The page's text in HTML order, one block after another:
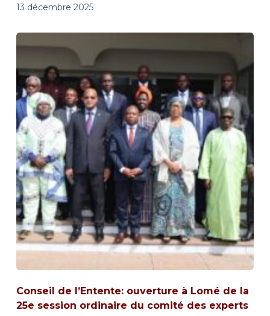
13 décembre 2025
Conseil de l’Entente: ouverture à Lomé de la
25e session ordinaire du comité des experts